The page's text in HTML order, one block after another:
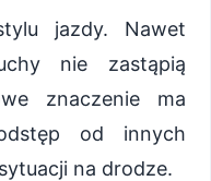
jazdy. Nawet
nie zastąpią
znaczenie ma
od innych
na drodze.